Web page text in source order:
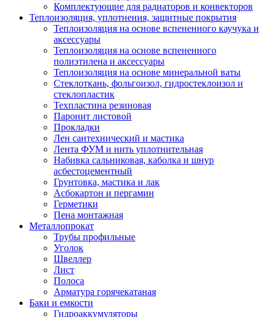
Комплектующие для радиаторов и конвекторов
Теплоизоляция, уплотнения, защитные покрытия
Теплоизоляция на основе вспененного каучука и
аксессуары
Теплоизоляция на основе вспененного
полиэтилена и аксессуары
Теплоизоляция на основе минеральной ваты
Стеклоткань, фольгоизол, гидростеклоизол и
стеклопластик
Техпластина резиновая
Паронит листовой
Прокладки
Лен сантехнический и мастика
Лента ФУМ и нить уплотнительная
Набивка сальниковая, каболка и шнур
асбестоцементный
Грунтовка, мастика и лак
Асбокартон и пергамин
Герметики
Пена монтажная
Металлопрокат
Трубы профильные
Уголок
Швеллер
Лист
Полоса
Арматура горячекатаная
Баки и емкости
Гидроаккумуляторы